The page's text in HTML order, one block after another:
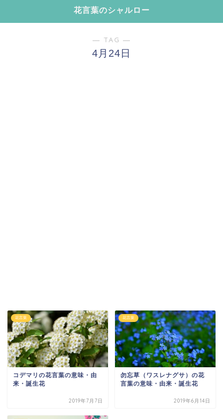
花言葉のシャルロー
― TAG ―
4月24日
花言葉
コデマリの花言葉の意味・由
来・誕生花
2019年7月7日
花言葉
勿忘草（ワスレナグサ）の花
言葉の意味・由来・誕生花
2019年6月14日